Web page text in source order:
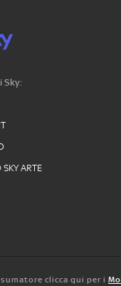
Sky:
ARTE
clicca qui per i